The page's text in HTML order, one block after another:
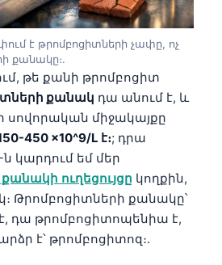
է թրոմբոցիտների չափը, ոչ
քանակը։.
թե քանի թրոմբոցիտ
քանակ դա անում է, և
սովորական միջակայքը
450 ×10^9/L է։; դրա
ն կարդում եմ մեր
ուղեցույցը կողքին,
Թրոմբոցիտների քանակը՝
դա թրոմբոցիտոպենիա է,
է՝ թրոմբոցիտոզ։.